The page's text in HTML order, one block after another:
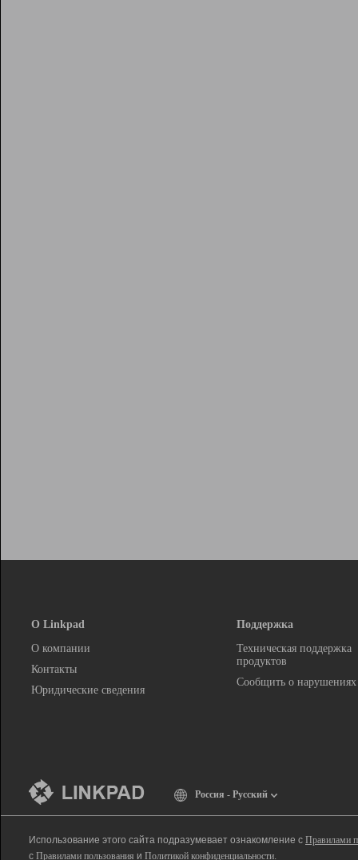
О Linkpad
О компании
Контакты
Юридические сведения
Поддержка
Техническая поддержка
продуктов
Сообщить о нарушениях
Россия - Русский
Использование этого сайта подразумевает ознакомление с Правилами
с Правилами пользования и Политикой конфиденциальности.